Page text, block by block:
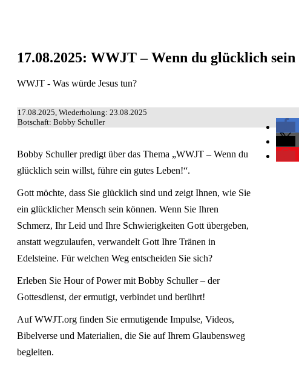
17.08.2025: WWJT – Wenn du glücklich
WWJT - Was würde Jesus tun?
17.08.2025, Wiederholung: 23.08.2025
Botschaft: Bobby Schuller
Bobby Schuller predigt über das Thema „WWJT – Wenn du
glücklich sein willst, führe ein gutes Leben!“.
Gott möchte, dass Sie glücklich sind und zeigt Ihnen, wie Sie
ein glücklicher Mensch sein können. Wenn Sie Ihren
Schmerz, Ihr Leid und Ihre Schwierigkeiten Gott übergeben,
anstatt wegzulaufen, verwandelt Gott Ihre Tränen in
Edelsteine. Für welchen Weg entscheiden Sie sich?
Erleben Sie Hour of Power mit Bobby Schuller – der
Gottesdienst, der ermutigt, verbindet und berührt!
AufWWJT.org finden Sie ermutigende Impulse, Videos,
Bibelverse und Materialien, die Sie auf Ihrem Glaubensweg
begleiten.